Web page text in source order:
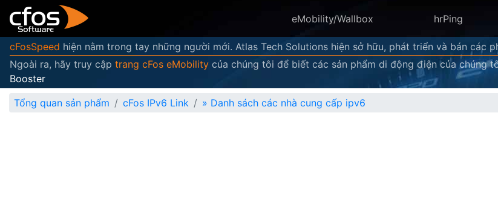
eMobility/Wallbox hrPing
cFosSpeed hiện nằm trong tay những người mới. Atlas Tech Solutions hiện sở hữu, phát triển và bán các
Ngoài ra, hãy truy cập trang cFos eMobility của chúng tôi để biết các sản phẩm di động điện của chúng
Booster
Tổng quan sản phẩm
cFos IPv6 Link » Danh sách các nhà cung cấp ipv6